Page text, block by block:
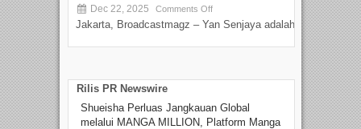
Dec 22, 2025 Comments Off
Jakarta, Broadcastmagz – Yan Senjaya adalah...
Rilis PR Newswire
Shueisha Perluas Jangkauan Global
melalui MANGA MILLION, Platform Manga